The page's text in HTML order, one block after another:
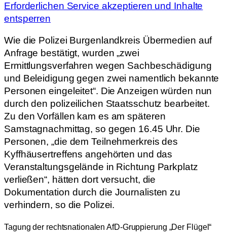
Erforderlichen Service akzeptieren und Inhalte
entsperren
Wie die Polizei Burgenlandkreis Übermedien auf
Anfrage bestätigt, wurden „zwei
Ermittlungsverfahren wegen Sachbeschädigung
und Beleidigung gegen zwei namentlich bekannte
Personen eingeleitet“. Die Anzeigen würden nun
durch den polizeilichen Staatsschutz bearbeitet.
Zu den Vorfällen kam es am späteren
Samstagnachmittag, so gegen 16.45 Uhr. Die
Personen, „die dem Teilnehmerkreis des
Kyffhäusertreffens angehörten und das
Veranstaltungsgelände in Richtung Parkplatz
verließen“, hätten dort versucht, die
Dokumentation durch die Journalisten zu
verhindern, so die Polizei.
Tagung der rechtsnationalen AfD-Gruppierung „Der Flügel“